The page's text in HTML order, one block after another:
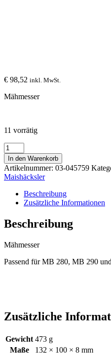
€ 98,52 inkl. MwSt.
Mähmesser
11 vorrätig
Mähmesser
03-
045759
Menge
In den Warenkorb
Artikelnummer: 03-045759
Maishäcksler
Beschreibung
Zusätzliche Informationen
Beschreibung
Mähmesser
Passend für MB 280, MB 290
Zusätzliche
Gewicht 473 g
Maße
132 × 100 × 8 mm